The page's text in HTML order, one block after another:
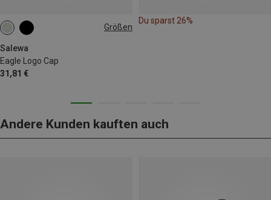
Größen
Salewa
Eagle Logo Cap
31,81 €
ONE SIZE
Du sparst 26%
Andere Kunden kauften auch